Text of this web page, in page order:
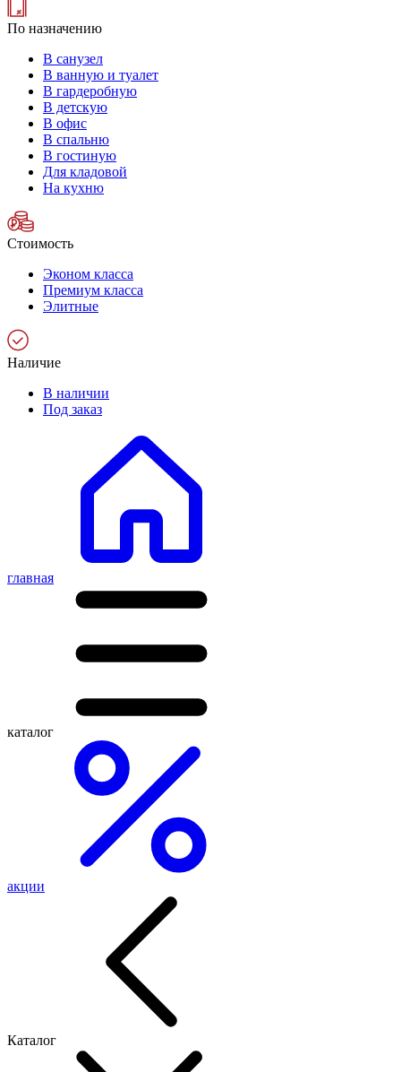
По назначению
В санузел
В ванную и туалет
В гардеробную
В детскую
В офис
В спальню
В гостиную
Для кладовой
На кухню
Стоимость
Эконом класса
Премиум класса
Элитные
Наличие
В наличии
Под заказ
главная
каталог
акции
Каталог